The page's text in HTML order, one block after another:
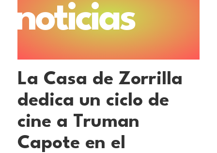
noticias
La Casa de Zorrilla
dedica un ciclo de
cine a Truman
Capote en el